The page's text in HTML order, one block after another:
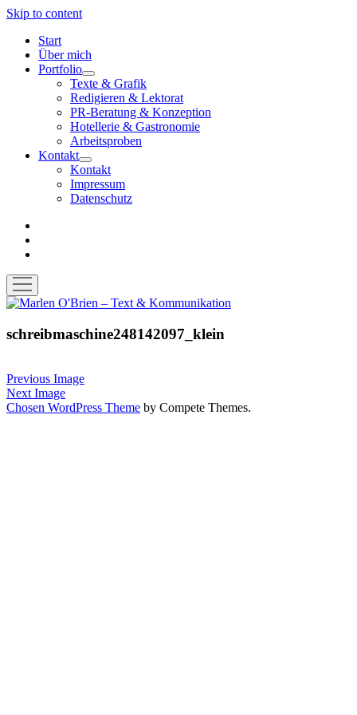
Skip to content
Start
Über mich
Portfolio
open
menu
Texte & Grafik
Redigieren & Lektorat
PR-Beratung & Konzeption
Hotellerie & Gastronomie
Arbeitsproben
Kontakt
open
menu
Kontakt
Impressum
Datenschutz
open
menu
Marlen
–
Kommunikation
schreibmaschine248142097_klein
Previous Image
Next Image
Chosen WordPress Theme by Compete Themes.